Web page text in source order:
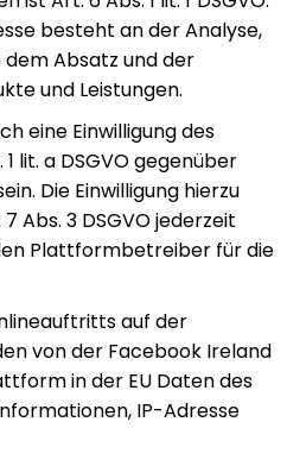
besteht an der Analyse,
Absatz und der
und Leistungen.
eine Einwilligung des
lit. a DSGVO gegenüber
Die Einwilligung hierzu
Abs. 3 DSGVO jederzeit
Plattformbetreiber für die
auf der
von der Facebook Ireland
in der EU Daten des
IP-Adresse